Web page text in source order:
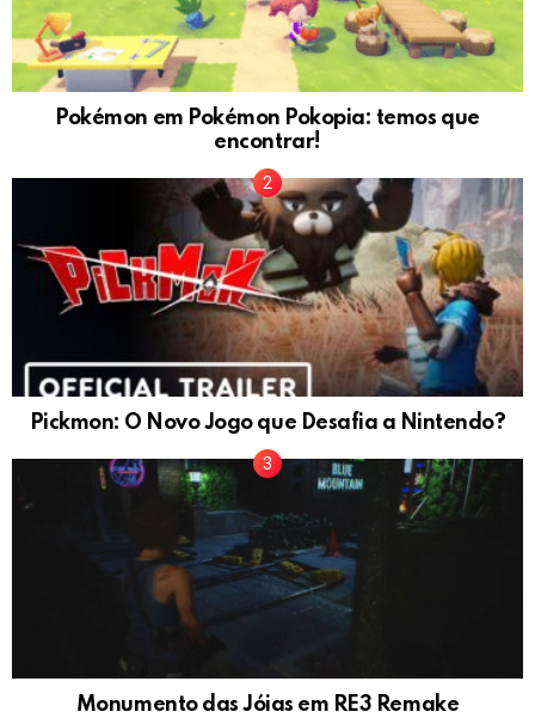
Pokémon em Pokémon Pokopia: temos que
encontrar!
Pickmon: O Novo Jogo que Desafia a Nintendo?
Monumento das Jóias em RE3 Remake